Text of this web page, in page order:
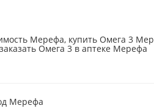
Мерефа, купить Омега 3
Омега 3 в аптеке Мерефа
Мерефа